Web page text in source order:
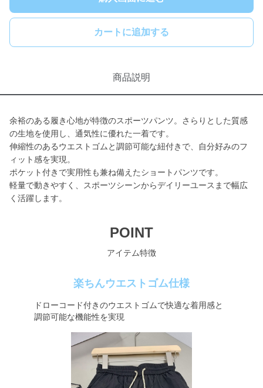
カートに追加する
商品説明
余裕のある履き心地が特徴のスポーツパンツ。さらりとした質感
の生地を使用し、通気性に優れた一着です。
伸縮性のあるウエストゴムと調節可能な紐付きで、自分好みのフ
ィット感を実現。
ポケット付きで実用性も兼ね備えたショートパンツです。
軽量で動きやすく、スポーツシーンからデイリーユースまで幅広
く活躍します。
POINT
アイテム特徴
楽ちんウエストゴム仕様
ドローコード付きのウエストゴムで快適な着用感と
調節可能な機能性を実現